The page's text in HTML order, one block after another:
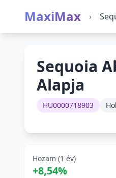
MaxiMax ›
Sequoia
Alapja
HU0000718903
Hozam (1 év)
+8,54%